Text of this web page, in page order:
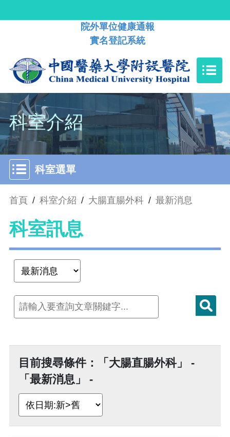
院外單位健康通報
實名登記系統
科室介紹
科室選單
首頁 / 科室介紹 / 大腸直腸外科 / 最新消息
科室訊息
目前搜尋條件：「大腸直腸外科」 -
「最新消息」 -